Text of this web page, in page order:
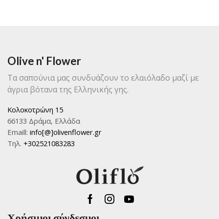
Olive n' Flower
Τα σαπούνια μας συνδυάζουν το ελαιόλαδο μαζί με
άγρια βότανα της Ελληνικής γης.
Κολοκοτρώνη 15
66133 Δράμα, Ελλάδα
Emaill: info[@]olivenflower.gr
Τηλ. +302521083283
Facebook
Instagram
Youtube